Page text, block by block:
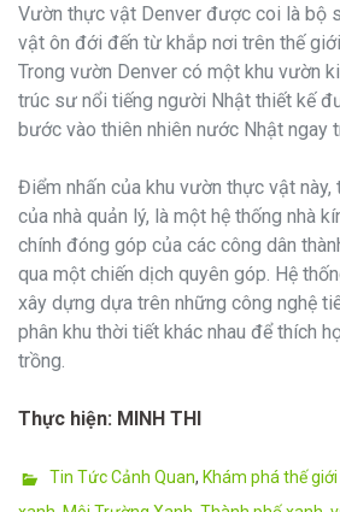
Vườn thực vật Denver được coi là bộ
vật ôn đới đến từ khắp nơi trên thế
Trong vườn Denver có một khu vườn
trúc sư nổi tiếng người Nhật thiết kế
bước vào thiên nhiên nước Nhật ngay
Điểm nhấn của khu vườn thực vật
của nhà quản lý, là một hệ thống nhà
chính đóng góp của các công dân
qua một chiến dịch quyên góp. Hệ
xây dựng dựa trên những công nghệ
phân khu thời tiết khác nhau để thích
trồng.
Thực hiện: MINH THI
Categories
Tin Tức Cảnh Quan, Khám phá thế